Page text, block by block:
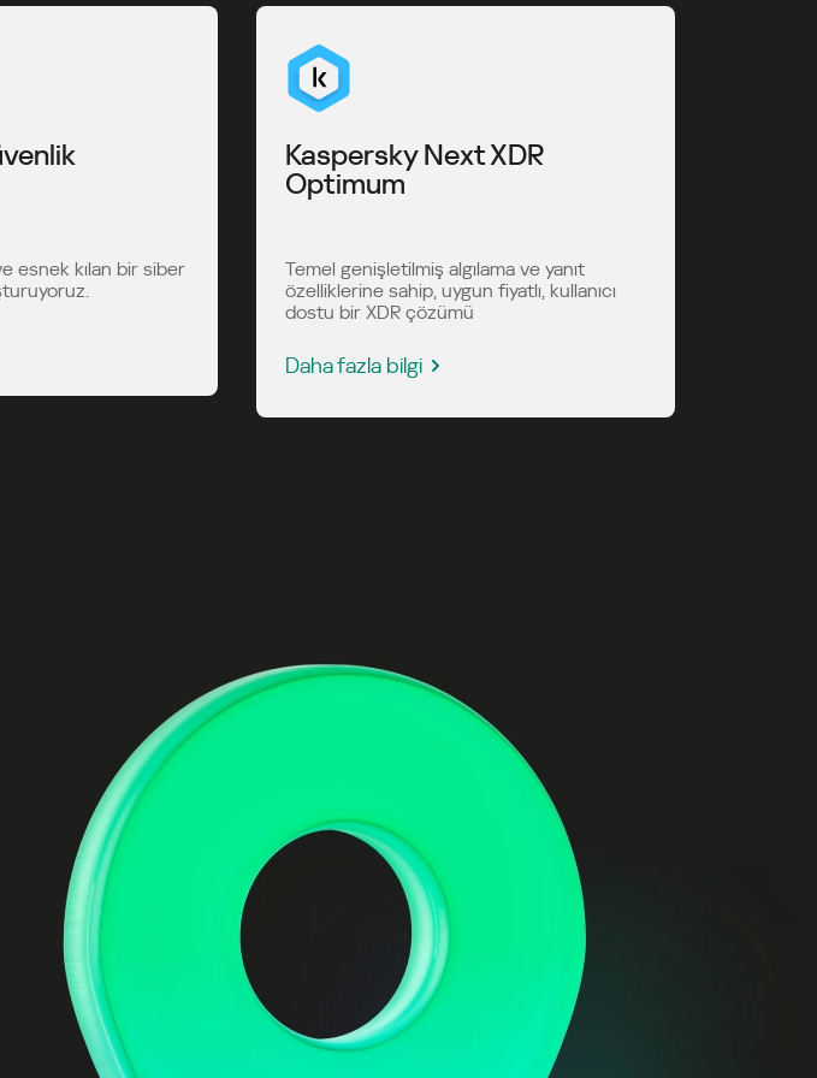
esnek kılan bir siber
Kaspersky Next XDR
Optimum
Temel genişletilmiş algılama ve yanıt
özelliklerine sahip, uygun fiyatlı, kullanıcı
dostu bir XDR çözümü
Daha fazla bilgi